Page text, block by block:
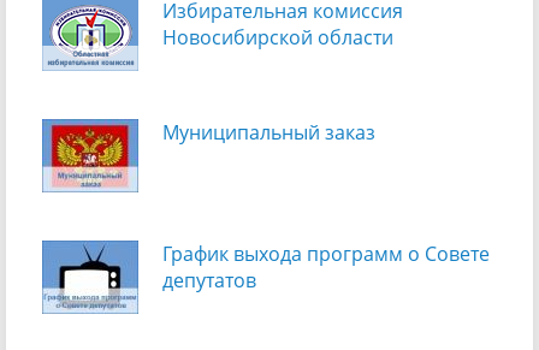
Избирательная комиссия
Новосибирской области
Муниципальный заказ
График выхода программ о Cовете
депутатов